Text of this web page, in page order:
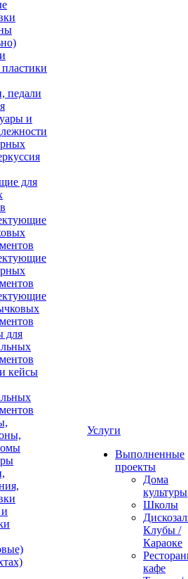
педали
и
для
для
кейсы
Услуги
Выполненные
проекты
Дома
культуры
Школы
Клубы /
Караоке
кафе